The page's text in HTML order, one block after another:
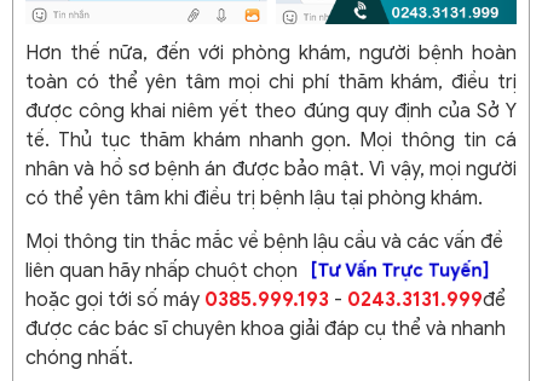
Hơn thế nữa, đến với phòng khám, người bệnh hoàn
toàn có thể yên tâm mọi chi phí thăm khám, điều trị
được công khai niêm yết theo đúng quy định của Sở Y
tế. Thủ tục thăm khám nhanh gọn. Mọi thông tin cá
nhân và hồ sơ bệnh án được bảo mật. Vì vậy, mọi người
có thể yên tâm khi điều trị bệnh lậu tại phòng khám.
Mọi thông tin thắc mắc về bệnh lậu cầu và các vấn đề
liên quan hãy nhấp chuột chọn
[Tư Vấn Trực Tuyến]
hoặc gọi tới số máy 0385.999.193 - 0243.3131.999để
được các bác sĩ chuyên khoa giải đáp cụ thể và nhanh
chóng nhất.